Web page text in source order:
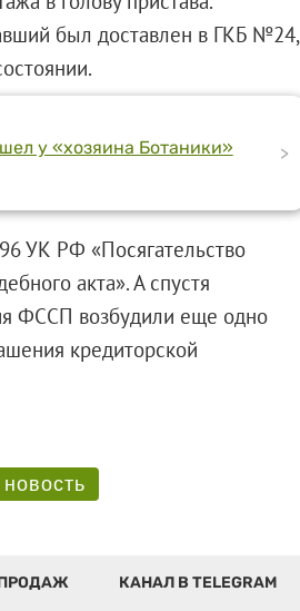
был доставлен в ГКБ №24,
у «хозяина Ботаники»
>
УК РФ «Посягательство
акта». А спустя
ФССП возбудили еще одно
кредиторской
КАНАЛ В TELEGRAM